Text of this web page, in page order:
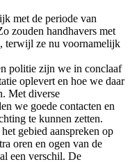
met de periode van
zouden handhavers met
terwijl ze nu voornamelijk
politie zijn we in conclaaf
oplevert en hoe we daar
Met diverse
we goede contacten en
te kunnen zetten.
gebied aanspreken op
oren en ogen van de
een verschil. De